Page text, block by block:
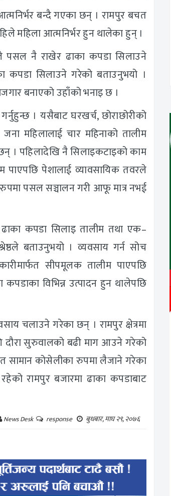
बन्दै गएका छन् । रामपुर बचत
महिला आत्मनिर्भर हुन थालेका हुन् ।
पसल नै राखेर ढाका कपडा सिलाउने
कपडा सिलाउने गरेको बताउनुभयो ।
बनाएको उहाँको भनाइ छ ।
। यसैबाट घरखर्च, छोराछोरीको
महिलालाई चार महिनाको तालीम
। पहिलादेखि नै सिलाइकटाइको काम
पाएपछि पेशालाई व्यावसायिक तवरले
पसल सञ्चालन गरी आफू मात्र नभई
कपडा सिलाइ तालीम तथा एक–
बताउनुभयो । व्यवसाय गर्न सोच
सीपमूलक तालीम पाएपछि
विभिन्न उत्पादन हुन थालेपछि
चलाउने गरेका छन् । रामपुर क्षेत्रमा
दौरा सुरुवालको बढी माग आउने गरेको
सामान कोसेलीका रुपमा लैजाने गरेका
रामपुर बजारमा ढाका कपडाबाट
News Desk response बुधबार, माघ २९, २०७६